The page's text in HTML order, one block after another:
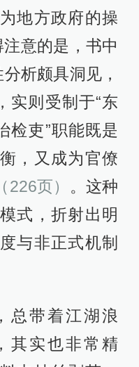
地方政府的操
注意的是，书中
析颇具洞见，
实则受制于“东
检吏”职能既是
，又成为官僚
（226页） 。这种
式，折射出明
与非正式机制
总带着江湖浪
其实也非常精